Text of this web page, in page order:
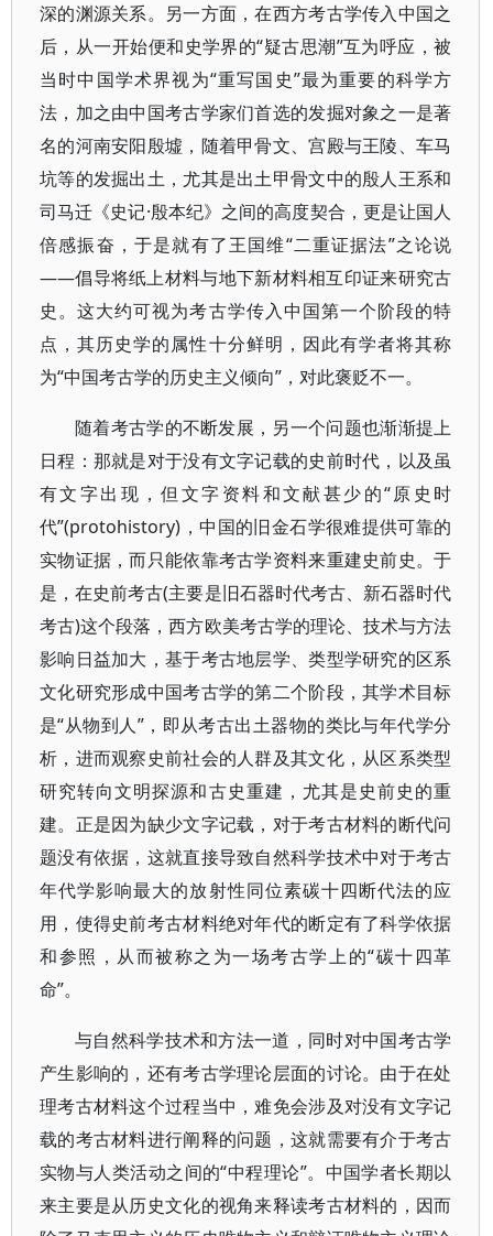
深的渊源关系。另一方面，在西方考古学传入中国之
后，从一开始便和史学界的“疑古思潮”互为呼应，被
当时中国学术界视为“重写国史”最为重要的科学方
法，加之由中国考古学家们首选的发掘对象之一是著
名的河南安阳殷墟，随着甲骨文、宫殿与王陵、车马
坑等的发掘出土，尤其是出土甲骨文中的殷人王系和
司马迁《史记·殷本纪》之间的高度契合，更是让国人
倍感振奋，于是就有了王国维“二重证据法”之论说
——倡导将纸上材料与地下新材料相互印证来研究古
史。这大约可视为考古学传入中国第一个阶段的特
点，其历史学的属性十分鲜明，因此有学者将其称
为“中国考古学的历史主义倾向”，对此褒贬不一。
随着考古学的不断发展，另一个问题也渐渐提上
日程：那就是对于没有文字记载的史前时代，以及虽
有文字出现，但文字资料和文献甚少的“原史时
代”(protohistory)，中国的旧金石学很难提供可靠的
实物证据，而只能依靠考古学资料来重建史前史。于
是，在史前考古(主要是旧石器时代考古、新石器时代
考古)这个段落，西方欧美考古学的理论、技术与方法
影响日益加大，基于考古地层学、类型学研究的区系
文化研究形成中国考古学的第二个阶段，其学术目标
是“从物到人”，即从考古出土器物的类比与年代学分
析，进而观察史前社会的人群及其文化，从区系类型
研究转向文明探源和古史重建，尤其是史前史的重
建。正是因为缺少文字记载，对于考古材料的断代问
题没有依据，这就直接导致自然科学技术中对于考古
年代学影响最大的放射性同位素碳十四断代法的应
用，使得史前考古材料绝对年代的断定有了科学依据
和参照，从而被称之为一场考古学上的“碳十四革
命”。
与自然科学技术和方法一道，同时对中国考古学
产生影响的，还有考古学理论层面的讨论。由于在处
理考古材料这个过程当中，难免会涉及对没有文字记
载的考古材料进行阐释的问题，这就需要有介于考古
实物与人类活动之间的“中程理论”。中国学者长期以
来主要是从历史文化的视角来释读考古材料的，因而